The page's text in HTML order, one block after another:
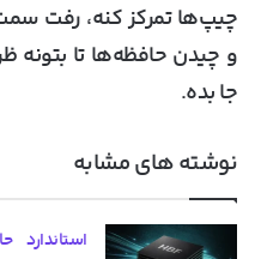
چیپ‌ها تمرکز کنه، رفت
و چیدن حافظه‌ها تا بتونه
جا بده.
نوشته های مشابه